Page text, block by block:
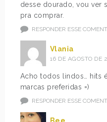
desse dourado, vou ver
pra comprar.
RESPONDER ESSE
Vlania
16 DE AGOSTO DE
Acho todos lindos… hits
marcas preferidas =)
RESPONDER ESSE